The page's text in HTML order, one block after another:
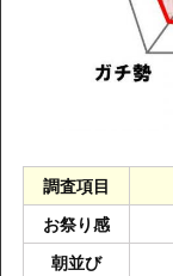
調査項目
お祭り感
朝並び